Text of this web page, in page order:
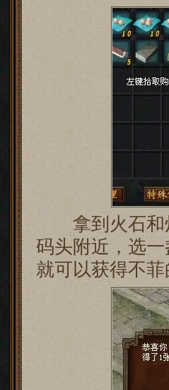
拿到火石和
码头附近，选
就可以获得不